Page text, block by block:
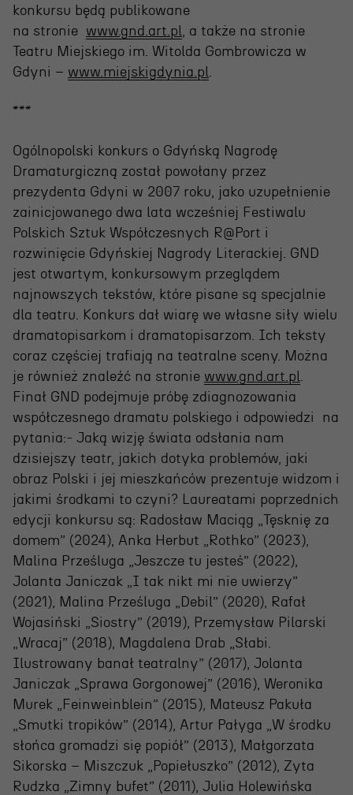
konkursu będą publikowane
na stronie www.gnd.art.pl, a także na stronie
Teatru Miejskiego im. Witolda Gombrowicza w
Gdyni – www.miejskigdynia.pl.
***
Ogólnopolski konkurs o Gdyńską Nagrodę
Dramaturgiczną został powołany przez
prezydenta Gdyni w 2007 roku, jako uzupełnienie
zainicjowanego dwa lata wcześniej Festiwalu
Polskich Sztuk Współczesnych R@Port i
rozwinięcie Gdyńskiej Nagrody Literackiej. GND
jest otwartym, konkursowym przeglądem
najnowszych tekstów, które pisane są specjalnie
dla teatru. Konkurs dał wiarę we własne siły wielu
dramatopisarkom i dramatopisarzom. Ich teksty
coraz częściej trafiają na teatralne sceny. Można
je również znaleźć na stronie www.gnd.art.pl.
Finał GND podejmuje próbę zdiagnozowania
współczesnego dramatu polskiego i odpowiedzi na
pytania:- Jaką wizję świata odsłania nam
dzisiejszy teatr, jakich dotyka problemów, jaki
obraz Polski i jej mieszkańców prezentuje widzom i
jakimi środkami to czyni? Laureatami poprzednich
edycji konkursu są: Radosław Maciąg „Tęsknię za
domem” (2024), Anka Herbut „Rothko” (2023),
Malina Prześluga „Jeszcze tu jesteś” (2022),
Jolanta Janiczak „I tak nikt mi nie uwierzy”
(2021), Malina Prześluga „Debil” (2020), Rafał
Wojasiński „Siostry” (2019), Przemysław Pilarski
„Wracaj” (2018), Magdalena Drab „Słabi.
Ilustrowany banał teatralny” (2017), Jolanta
Janiczak „Sprawa Gorgonowej” (2016), Weronika
Murek „Feinweinblein” (2015), Mateusz Pakuła
„Smutki tropików” (2014), Artur Pałyga „W środku
słońca gromadzi się popiół” (2013), Małgorzata
Sikorska – Miszczuk „Popiełuszko” (2012), Zyta
Rudzka „Zimny bufet” (2011), Julia Holewińska